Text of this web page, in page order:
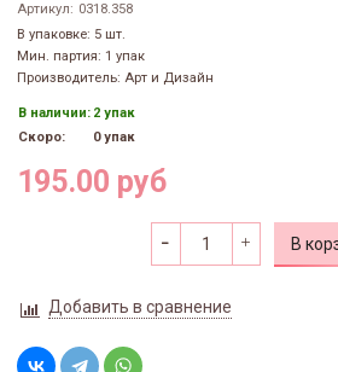
Артикул: 0318.358
В упаковке: 5 шт.
Мин. партия: 1 упак
Производитель: Арт и Дизайн
В наличии: 2 упак
Скоро:
0 упак
195.00 руб
В
Добавить в сравнение